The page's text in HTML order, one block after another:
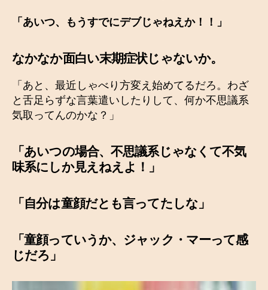
「あいつ、もうすでにデブじゃねえか！！」
なかなか面白い末期症状じゃないか。
「あと、最近しゃべり方変え始めてるだろ。わざ
と舌足らずな言葉遣いしたりして、何か不思議系
気取ってんのかな？」
「あいつの場合、不思議系じゃなくて不気
味系にしか見えねえよ！
」
「自分は童顔だとも言ってたしな」
「童顔っていうか、ジャック・マーって感
じだろ」